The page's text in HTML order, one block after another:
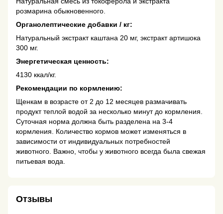
розмарина обыкновенного.
Органолептические добавки / кг:
Натуральный экстракт каштана 20 мг, экстракт артишока
300 мг.
Энергетическая ценность:
4130 ккал/кг.
Рекомендации по кормлению:
Щенкам в возрасте от 2 до 12 месяцев размачивать
продукт теплой водой за несколько минут до кормления.
Суточная норма должна быть разделена на 3-4
кормления. Количество кормов может изменяться в
зависимости от индивидуальных потребностей
животного. Важно, чтобы у животного всегда была свежая
питьевая вода.
Отзывы